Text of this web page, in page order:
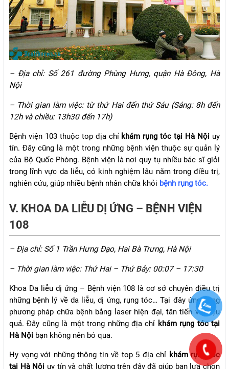
– Địa chỉ: Số 261 đường Phùng Hưng, quận Hà Đông, Hà
Nội
– Thời gian làm việc: từ thứ Hai đến thứ Sáu (Sáng: 8h đến
12h và chiều: 13h30 đến 17h)
Bệnh viện 103 thuộc top địa chỉ khám rụng tóc tại Hà Nội uy
tín. Đây cũng là một trong những bệnh viện thuộc sự quản lý
của Bộ Quốc Phòng. Bệnh viện là nơi quy tụ nhiều bác sĩ giỏi
trong lĩnh vực da liễu, có kinh nghiệm lâu năm trong điều trị,
nghiên cứu, giúp nhiều bệnh nhân chữa khỏi bệnh rụng tóc.
V. KHOA DA LIỄU DỊ ỨNG – BỆNH VIỆN
108
– Địa chỉ: Số 1 Trần Hưng Đạo, Hai Bà Trưng, Hà Nội
– Thời gian làm việc: Thứ Hai – Thứ Bảy: 00:07 – 17:30
Khoa Da liễu dị ứng – Bệnh viện 108 là cơ sở chuyên điều trị
những bệnh lý về da liễu, dị ứng, rụng tóc… Tại đây ứng dụng
phương pháp chữa bệnh bằng laser hiện đại, tân tiến và hiệu
quả. Đây cũng là một trong những địa chỉ khám rụng tóc tại
Hà Nội bạn không nên bỏ qua.
Hy vọng với những thông tin về top 5 địa chỉ khám rụng tóc
tại Hà Nội uy tín và chất lượng trên đây đã giúp bạn lựa chọn